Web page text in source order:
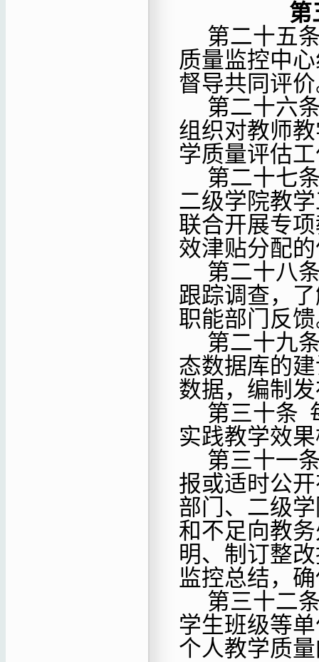
第二十五
质量监控中
督导共同评
第二十六
组织对教师
学质量评估
第二十七
二级学院教
联合开展专
效津贴分配
第二十八
跟踪调查，
职能部门反
第二十九
态数据库的
数据，编制
第三十条
实践教学效
第三十一
报或适时公
部门、二级
和不足向教
明、制订整
监控总结，
第三十二
学生班级等
个人教学质